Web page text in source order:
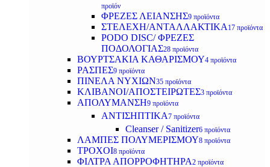
προϊόν
ΦΡΕΖΕΣ ΛΕΙΑΝΣΗΣ9 προϊόντα
ΣΤΕΛΕΧΗ/ΑΝΤΑΛΛΑΚΤΙΚΑ 17 προϊόντα
PODO DISC/ ΦΡΕΖΕΣ
ΠΟΔΟΛΟΓΙΑΣ28 προϊόντα
ΒΟΥΡΤΣΑΚΙΑ ΚΑΘΑΡΙΣΜΟΥ4 προϊόντα
ΡΑΣΠΕΣ9 προϊόντα
ΠΙΝΕΛΑ ΝΥΧΙΩΝ35 προϊόντα
ΚΛΙΒΑΝΟΙ/ΑΠΟΣΤΕΙΡΩΤΕΣ3 προϊόντα
ΑΠΟΛΥΜΑΝΣΗ9 προϊόντα
ΑΝΤΙΣΗΠΤΙΚΑ7 προϊόντα
Cleanser / Sanitizer6 προϊόντα
ΛΑΜΠΕΣ ΠΟΛΥΜΕΡΙΣΜΟΥ8 προϊόντα
ΤΡΟΧΟΙ8 προϊόντα
ΦΙΛΤΡΑ ΑΠΟΡΡΟΦΗΤΗΡΑ2 προϊόντα